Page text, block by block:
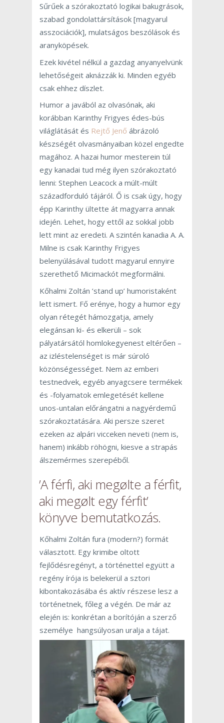
Sűrűek a szórakoztató logikai bakugrások,
szabad gondolattársítások [magyarul
asszociációk], mulatságos beszólások és
aranyköpések.
Ezek kivétel nélkül a gazdag anyanyelvünk
lehetőségeit aknázzák ki. Minden egyéb
csak ehhez díszlet.
Humor a javából az olvasónak, aki
korábban Karinthy Frigyes édes-bús
világlátását és Rejtő Jenő ábrázoló
készségét olvasmányaiban közel engedte
magához. A hazai humor mesterein túl
egy kanadai tud még ilyen szórakoztató
lenni: Stephen Leacock a múlt-múlt
századforduló tájáról. Ő is csak úgy, hogy
épp Karinthy ültette át magyarra annak
idején. Lehet, hogy ettől az sokkal jobb
lett mint az eredeti. A szintén kanadia A. A.
Milne is csak Karinthy Frigyes
belenyúlásával tudott magyarul ennyire
szerethető Micimackót megformálni.
Kőhalmi Zoltán ’stand up’ humoristaként
lett ismert. Fő erénye, hogy a humor egy
olyan rétegét hámozgatja, amely
elegánsan ki- és elkerüli – sok
pályatársától homlokegyenest eltérően –
az izléstelenséget is már súroló
közönségességet. Nem az emberi
testnedvek, egyéb anyagcsere termékek
és -folyamatok emlegetését kellene
unos-untalan előrángatni a nagyérdemű
szórakoztatására. Aki persze szeret
ezeken az alpári vicceken neveti (nem is,
hanem) inkább röhögni, kiesve a strapás
álszemérmes szerepéből.
’A ​férfi, aki megølte a férfit,
aki megølt egy férfit’
könyve bemutatkozás.
Kőhalmi Zoltán fura (modern?) formát
választott. Egy krimibe oltott
fejlődésregényt, a történettel együtt a
regény írója is belekerül a sztori
kibontakozásába és aktív részese lesz a
történetnek, főleg a végén. De már az
elején is: konkrétan a borítóján a szerző
személye hangsúlyosan uralja a tájat.